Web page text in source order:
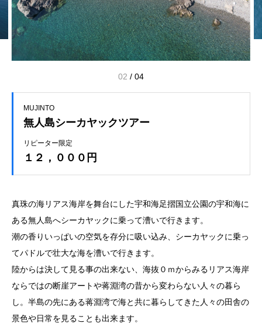
02 / 04
MUJINTO
無人島シーカヤックツアー
リピーター限定
１２，０００円
真珠の海リアス海岸を舞台にした宇和海足摺国立公園の宇和海に
ある無人島へシーカヤックに乗って漕いで行きます。
潮の香りいっぱいの空気を存分に吸い込み、シーカヤックに乗っ
てパドルで壮大な海を漕いで行きます。
陸からは決して見る事の出来ない、海抜０ｍからみるリアス海岸
ならではの断崖アートや蒋淵湾の昔から変わらない人々の暮ら
し。半島の先にある蒋淵湾で海と共に暮らしてきた人々の田舎の
景色や日常を見ることも出来ます。